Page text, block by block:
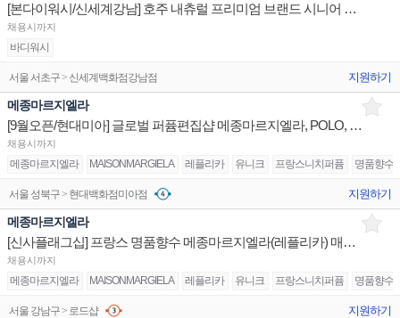
[본다이워시/신세계강남] 호주 내츄럴 프리미엄 브랜드 시니어 스탭 채용
채용시까지
바디워시
서울 서초구 > 신세계백화점강남점 지원하기
메종마르지엘라
[9월오픈/현대미아] 글로벌 퍼퓸편집샵 메종마르지엘라, POLO, MIUMIU 전직급 채용
채용시까지
메종마르지엘라 MAISONMARGIELA 레플리카 유니크 프랑스니치퍼퓸 명품향수
서울 성북구 > 현대백화점미아점 지원하기
메종마르지엘라
[신사플래그십] 프랑스 명품향수 메종마르지엘라(레플리카) 매니저/스탭 채용(외국어가능자우대)
채용시까지
메종마르지엘라 MAISONMARGIELA 레플리카 유니크 프랑스니치퍼퓸 명품향수
서울 강남구 > 로드샵 지원하기